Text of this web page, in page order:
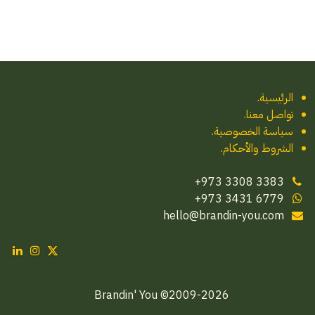
الرئيسية.
تواصل معنا.
سياسة الخصوصية.
الشروط والأحكام.
‪+973 3308 3383
‪+973 3431 6779‬
hello@brandin-you.com
2009-2026© Brandin' You